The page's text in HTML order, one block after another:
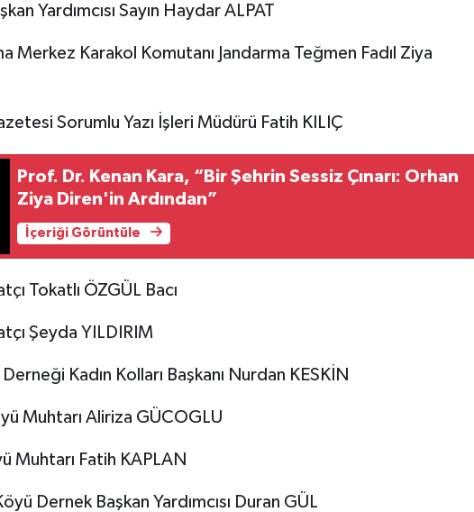
Yardımcısı Sayın Haydar ALPAT
Merkez Karakol Komutanı Jandarma Teğmen Fadıl Ziya
Sorumlu Yazı İşleri Müdürü Fatih KILIÇ
Prof. Dr. Kenan Kara, “Bir Şehrin Sessiz Çınarı: Orhan
Ziya Diren'in Ardından”
İçeriği Görüntüle
Tokatlı ÖZGÜL Bacı
Şeyda YILDIRIM
Kadın Kolları Başkanı Nurdan KESKİN
Muhtarı Aliriza GÜCOGLU
Muhtarı Fatih KAPLAN
Dernek Başkan Yardımcısı Duran GÜL